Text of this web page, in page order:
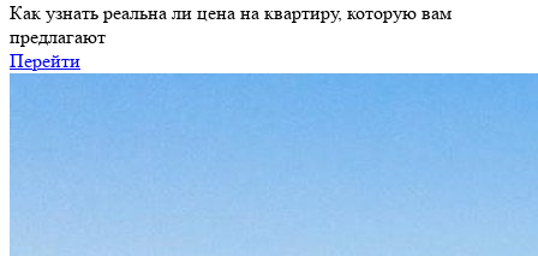
Как узнать реальна ли цена на квартиру, которую вам
предлагают
Перейти